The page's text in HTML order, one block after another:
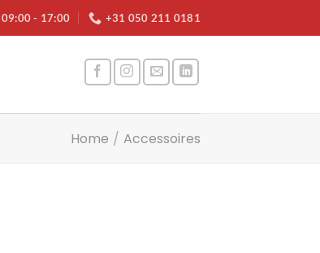
09:00 - 17:00 +31 050 211 0181
Home / Accessoires